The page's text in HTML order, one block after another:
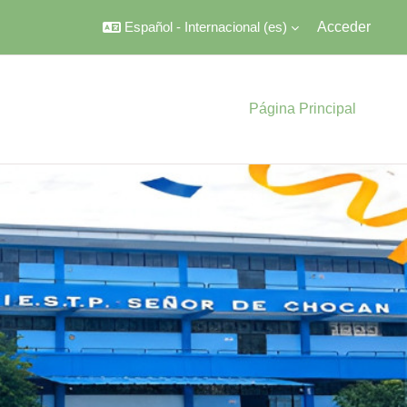
Español - Internacional ‎(es)‎ Acceder
Página Principal